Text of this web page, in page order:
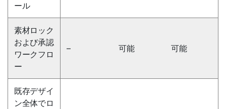
ール
素材ロック
および承認
ワークフロ
ー
– 可能 可能
既存デザイ
ン全体でロ